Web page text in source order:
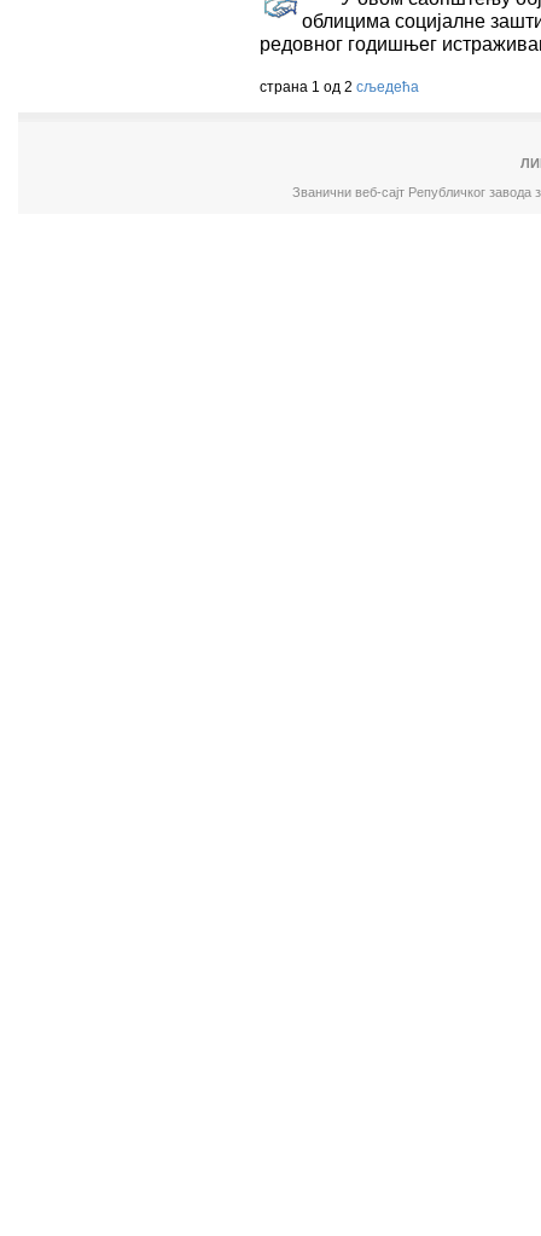
облицима социјалне
редовног годишњег
страна 1 од 2 сљедећа
Званични веб-сајт Републичког